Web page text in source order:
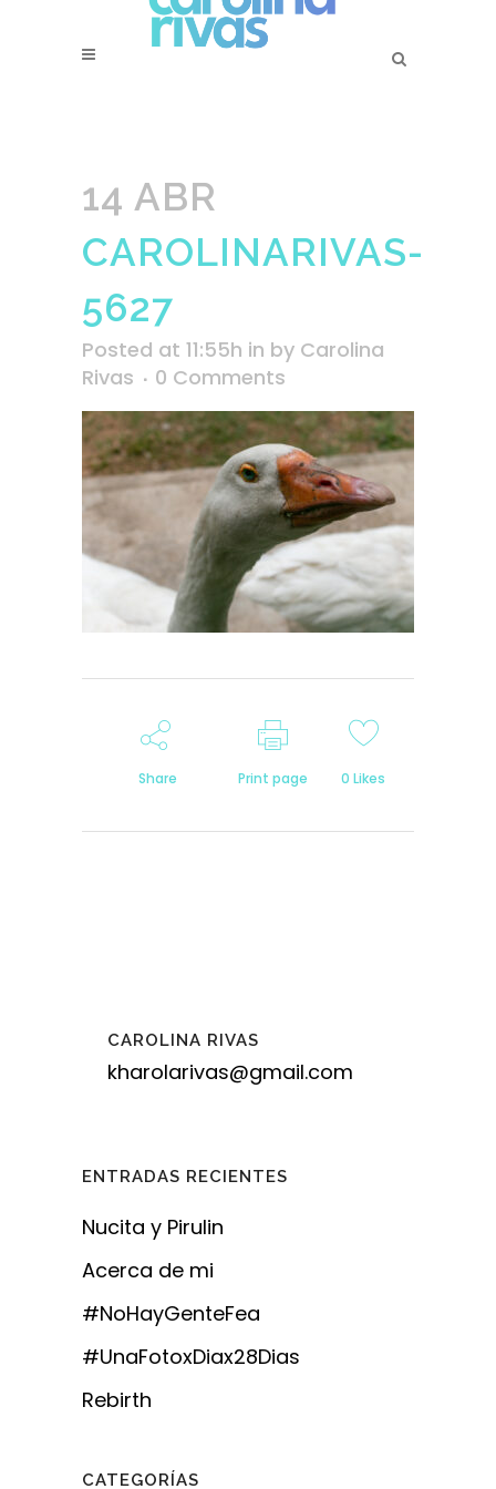
14 ABR
CAROLINARIVAS-
5627
Posted at 11:55h in by Carolina
Rivas
0 Comments
Share Print page 0 Likes
CAROLINA RIVAS
kharolarivas@gmail.com
ENTRADAS RECIENTES
Nucita y Pirulin
Acerca de mi
#NoHayGenteFea
#UnaFotoxDiax28Dias
Rebirth
CATEGORÍAS